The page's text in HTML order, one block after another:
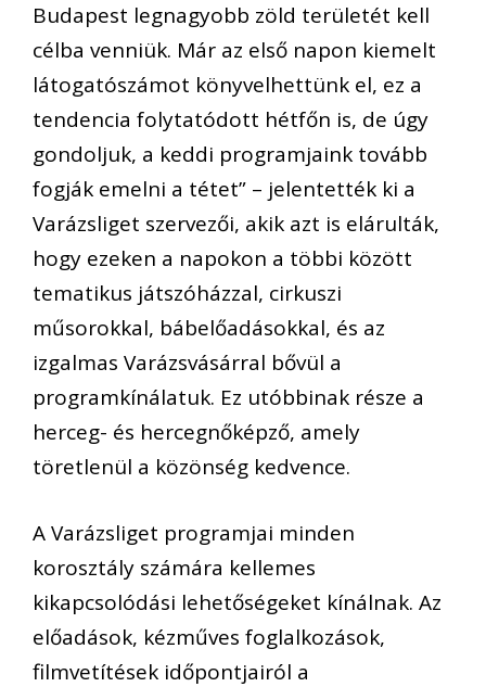
Budapest legnagyobb zöld területét kell
célba venniük. Már az első napon kiemelt
látogatószámot könyvelhettünk el, ez a
tendencia folytatódott hétfőn is, de úgy
gondoljuk, a keddi programjaink tovább
fogják emelni a tétet” – jelentették ki a
Varázsliget szervezői, akik azt is elárulták,
hogy ezeken a napokon a többi között
tematikus játszóházzal, cirkuszi
műsorokkal, bábelőadásokkal, és az
izgalmas Varázsvásárral bővül a
programkínálatuk. Ez utóbbinak része a
herceg- és hercegnőképző, amely
töretlenül a közönség kedvence.
A Varázsliget programjai minden
korosztály számára kellemes
kikapcsolódási lehetőségeket kínálnak. Az
előadások, kézműves foglalkozások,
filmvetítések időpontjairól a